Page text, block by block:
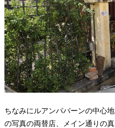
ちなみにルアンパバーンの中心
の写真の両替店、メイン通りの